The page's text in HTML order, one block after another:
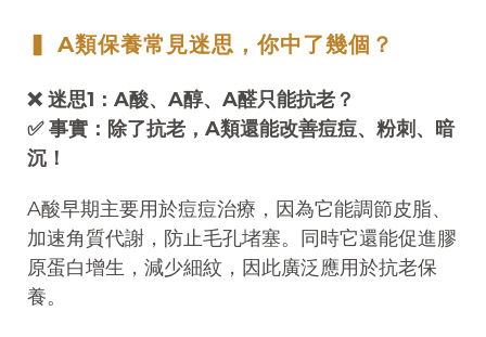
▍ A類保養常見迷思，你中了幾個？
❌ 迷思1：A酸、A醇、A醛只能抗老？
✅ 事實：除了抗老，A類還能改善痘痘、粉刺、暗
沉！
A酸早期主要用於痘痘治療，因為它能調節皮脂、
加速角質代謝，防止毛孔堵塞。同時它還能促進膠
原蛋白增生，減少細紋，因此廣泛應用於抗老保
養。